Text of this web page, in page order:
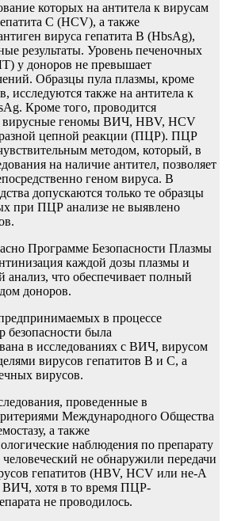
которых на антитела к вирусам
С (HCV), а также
вируса гепатита В (HbsAg),
результаты. Уровень печеночных
у доноров не превышает
Образцы пула плазмы, кроме
исследуются также на антитела к
Кроме того, проводится
вирусные геномы ВИЧ, HBV, HCV
цепной реакции (ПЦР). ПЦР
методом, который, в
на наличие антител, позволяет
геном вируса. В
допускаются только те образцы
при ПЦР анализе не выявлено
Программе Безопасности Плазмы
каждой дозы плазмы и
анализ, что обеспечивает полный
доноров.
в процессе
безопасности была
в исследованиях с ВИЧ, вирусом
вирусов гепатитов В и С, а
вирусов.
проведенные в
Международного Общества
а также
наблюдения по препарату
не обнаружили передачи
гепатитов (HBV, HCV или не-А
ВИЧ, хотя в то время ПЦР-
не проводилось.